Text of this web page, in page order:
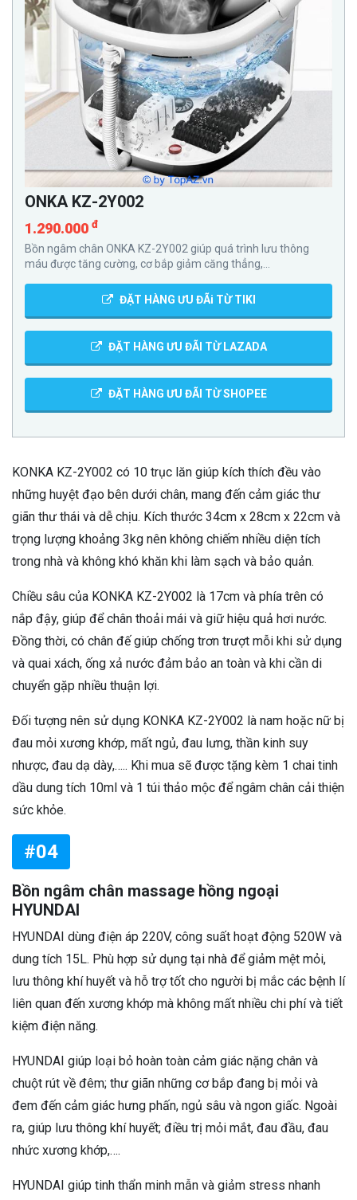
ONKA KZ-2Y002
1.290.000 đ
Bồn ngâm chân ONKA KZ-2Y002 giúp quá trình lưu thông
máu được tăng cường, cơ bắp giảm căng thẳng,...
ĐẶT HÀNG ƯU ĐÃi TỪ TIKI
ĐẶT HÀNG ƯU ĐÃI TỪ LAZADA
ĐẶT HÀNG ƯU ĐÃI TỪ SHOPEE
KONKA KZ-2Y002 có 10 trục lăn giúp kích thích đều vào
những huyệt đạo bên dưới chân, mang đến cảm giác thư
giãn thư thái và dễ chịu. Kích thước 34cm x 28cm x 22cm và
trọng lượng khoảng 3kg nên không chiếm nhiều diện tích
trong nhà và không khó khăn khi làm sạch và bảo quản.
Chiều sâu của KONKA KZ-2Y002 là 17cm và phía trên có
nắp đậy, giúp để chân thoải mái và giữ hiệu quả hơi nước.
Đồng thời, có chân đế giúp chống trơn trượt mỗi khi sử dụng
và quai xách, ống xả nước đảm bảo an toàn và khi cần di
chuyển gặp nhiều thuận lợi.
Đối tượng nên sử dụng KONKA KZ-2Y002 là nam hoặc nữ bị
đau mỏi xương khớp, mất ngủ, đau lưng, thần kinh suy
nhược, đau dạ dày,….. Khi mua sẽ được tặng kèm 1 chai tinh
dầu dung tích 10ml và 1 túi thảo mộc để ngâm chân cải thiện
sức khỏe.
#04
Bồn ngâm chân massage hồng ngoại
HYUNDAI
HYUNDAI dùng điện áp 220V, công suất hoạt động 520W và
dung tích 15L. Phù hợp sử dụng tại nhà để giảm mệt mỏi,
lưu thông khí huyết và hỗ trợ tốt cho người bị mắc các bệnh lí
liên quan đến xương khớp mà không mất nhiều chi phí và tiết
kiệm điện năng.
HYUNDAI giúp loại bỏ hoàn toàn cảm giác nặng chân và
chuột rút về đêm; thư giãn những cơ bắp đang bị mỏi và
đem đến cảm giác hưng phấn, ngủ sâu và ngon giấc. Ngoài
ra, giúp lưu thông khí huyết; điều trị mỏi mắt, đau đầu, đau
nhức xương khớp,….
HYUNDAI giúp tinh thẩn minh mẫn và giảm stress nhanh